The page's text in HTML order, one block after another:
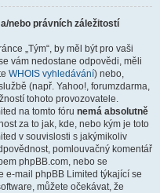
nebo právních záležitostí
„Tým“, by měl být pro vaši
vám nedostane odpovědi, měli
WHOIS vyhledávání) nebo,
(např. Yahoo!, forumzdarma,
tohoto provozovatele.
na tomto fóru nemá absolutně
za to jak, kde, nebo kým je toto
v souvislosti s jakýmikoliv
pomlouvačný komentář
phpBB.com, nebo se
e-mail phpBB Limited týkající se
můžete očekávat, že